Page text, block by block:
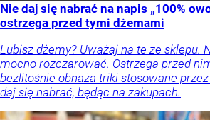
Nie daj się nabrać na napis „100%
ostrzega przed tymi dżemami
Lubisz dżemy? Uważaj na te ze sklepu.
mocno rozczarować. Ostrzega przed
bezlitośnie obnaża triki stosowane
daj się nabrać, będąc na zakupach.